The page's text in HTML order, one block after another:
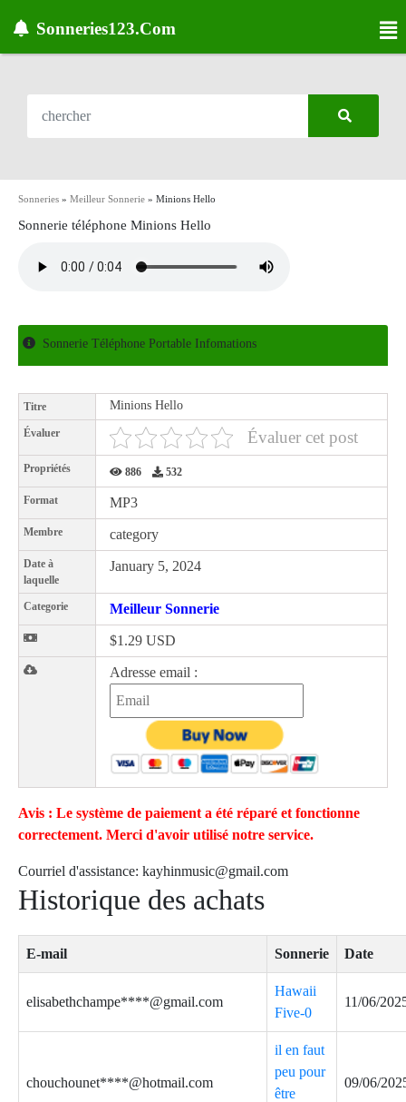
Sonneries123.Com
Sonneries » Meilleur Sonnerie » Minions Hello
Sonnerie téléphone Minions Hello
Sonnerie Téléphone Portable Infomations
Titre Minions Hello
Évaluer Évaluer cet post
Propriétés 886 532
Format MP3
Membre category
Date à
laquelle
January 5, 2024
Categorie Meilleur Sonnerie
$1.29 USD
Adresse email :
Avis : Le système de paiement a été réparé et fonctionne
correctement. Merci d'avoir utilisé notre service.
Courriel d'assistance: kayhinmusic@gmail.com
Historique des achats
E-mail Sonnerie Date
elisabethchampe****@gmail.com
Hawaii
Five-0
11/06/
chouchounet****@hotmail.com
il en faut
peu pour
être
09/06/